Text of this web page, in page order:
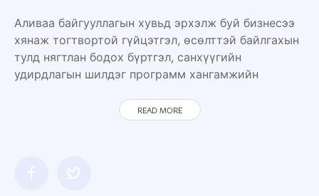
Аливаа байгууллагын хувьд эрхэлж буй бизнесээ
хянаж тогтвортой гүйцэтгэл, өсөлттэй байлгахын
тулд нягтлан бодох бүртгэл, санхүүгийн
удирдлагын шилдэг программ хангамжийн
READ MORE